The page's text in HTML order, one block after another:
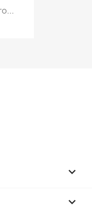

